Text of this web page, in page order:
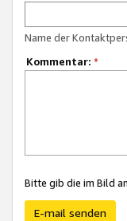
Name der
Kommentar: *
Bitte gib die im Bild
E-mail senden